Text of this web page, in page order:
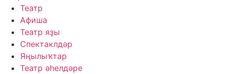
Театр
Афиша
Театр яҙы
Спектаклдәр
Яңылыҡтар
Театр әһелдәре